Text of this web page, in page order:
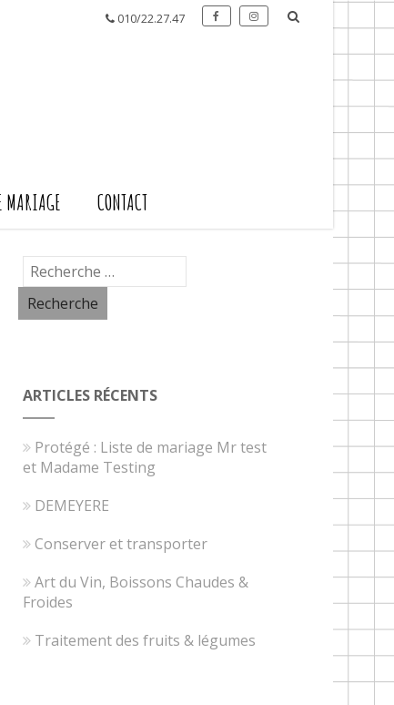
010/22.27.47
MARIAGE CONTACT
ARTICLES RÉCENTS
Protégé : Liste de mariage Mr test
et Madame Testing
DEMEYERE
Conserver et transporter
Art du Vin, Boissons Chaudes &
Froides
Traitement des fruits & légumes